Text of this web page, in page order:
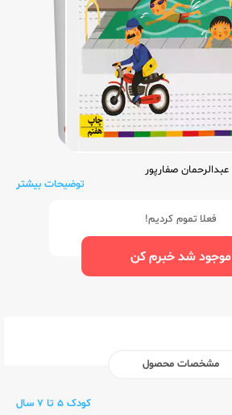
عبدالرحمان صفارپور
توضیحات بیشتر
فعلا تموم کردیم!
موجود شد خبرم کن
مشخصات محصول
کودک 5 تا 7 سال